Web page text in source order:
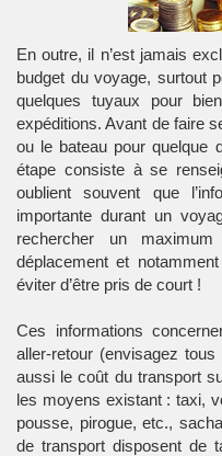
En outre, il n’est jamais
budget du voyage, surtout
quelques tuyaux pour
expéditions. Avant de faire
ou le bateau pour quelque
étape consiste à se
oublient souvent que
importante durant un
rechercher un maximum
déplacement et
éviter d’être pris de court !
Ces informations
aller-retour (envisagez
aussi le coût du transport
les moyens existant : taxi,
pousse, pirogue, etc.,
de transport disposent de